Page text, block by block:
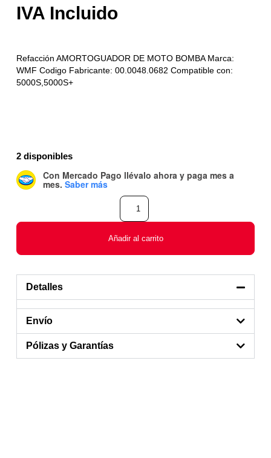
Refacción AMORTOGUADOR DE MOTO BOMBA Marca:
WMF Codigo Fabricante: 00.0048.0682 Compatible con:
5000S,5000S+
2 disponibles
Con Mercado Pago llévalo ahora y paga mes a
mes. Saber más
Añadir al carrito
Detalles
Envío
Pólizas y Garantías